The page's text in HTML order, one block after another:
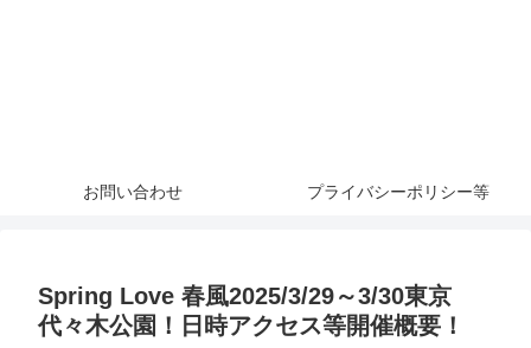
お問い合わせ プライバシーポリシー等
Spring Love 春風2025/3/29～3/30東京
代々木公園！日時アクセス等開催概要！